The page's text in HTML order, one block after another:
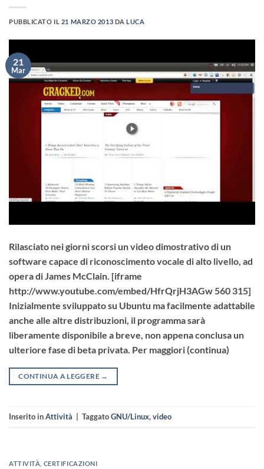
PUBBLICATO IL 21 MARZO 2013 DALUCA
21
Mar
Rilasciato nei giorni scorsi un video dimostrativo di un
software capace di riconoscimento vocale di alto livello, ad
opera di James McClain. [iframe
http://www.youtube.com/embed/HfrQrjH3AGw 560 315]
Inizialmente sviluppato su Ubuntu ma facilmente adattabile
anche alle altre distribuzioni, il programma sarà
liberamente disponibile a breve, non appena conclusa un
ulteriore fase di beta privata. Per maggiori (continua)
CONTINUA A LEGGERE →
Inserito inAttività TaggatoGNU/Linux,video
ATTIVITÀ CERTIFICAZIONI